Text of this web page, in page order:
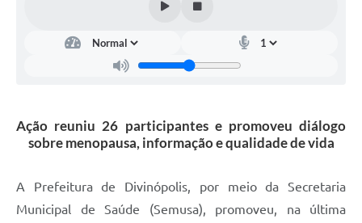
Ação reuniu 26 participantes e promoveu diálogo
sobre menopausa, informação e qualidade de vida
A Prefeitura de Divinópolis, por meio da Secretaria
Municipal de Saúde (Semusa), promoveu, na última